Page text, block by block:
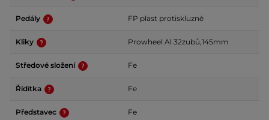
Pedály FP plast protiskluzné
Kliky Prowheel Al 32zubů,145mm
Středové složení Fe
Řídítka Fe
Představec Fe